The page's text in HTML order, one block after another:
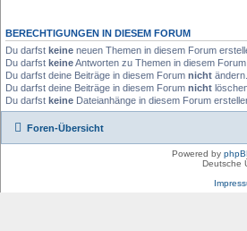
BERECHTIGUNGEN IN DIESEM FORUM
Du darfst keine neuen Themen in diesem Forum
Du darfst keineAntworten zu Themen in diesem Forum
Du darfst deine Beiträge in diesem Forum nicht ändern.
Du darfst deine Beiträge in diesem Forum nicht
Du darfst keine Dateianhänge in diesem Forum
Foren-Übersicht
Powered by
Deutsche